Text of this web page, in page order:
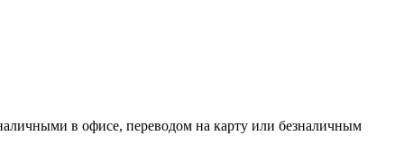
в офисе, переводом на карту или безналичным